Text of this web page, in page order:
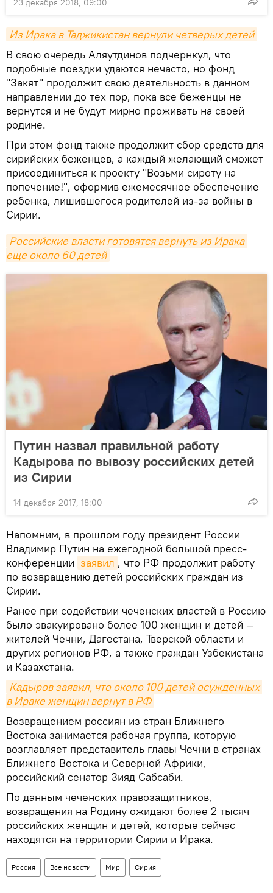
23 декабря 2018, 09:00
Из Ирака в Таджикистан вернули четверых детей
В свою очередь Аляутдинов подчернкул, что
подобные поездки удаются нечасто, но фонд
"Закят" продолжит свою деятельность в данном
направлении до тех пор, пока все беженцы не
вернутся и не будут мирно проживать на своей
родине.
При этом фонд также продолжит сбор средств для
сирийских беженцев, а каждый желающий сможет
присоединиться к проекту "Возьми сироту на
попечение!", оформив ежемесячное обеспечение
ребенка, лишившегося родителей из-за войны в
Сирии.
Российские власти готовятся вернуть из Ирака
еще около 60 детей
Путин назвал правильной работу
Кадырова по вывозу российских детей
из Сирии
14 декабря 2017, 18:00
Напомним, в прошлом году президент России
Владимир Путин на ежегодной большой пресс-
конференции заявил , что РФ продолжит работу
по возвращению детей российских граждан из
Сирии.
Ранее при содействии чеченских властей в Россию
было эвакуировано более 100 женщин и детей —
жителей Чечни, Дагестана, Тверской области и
других регионов РФ, а также граждан Узбекистана
и Казахстана.
Кадыров заявил, что около 100 детей осужденных
в Ираке женщин вернут в РФ
Возвращением россиян из стран Ближнего
Востока занимается рабочая группа, которую
возглавляет представитель главы Чечни в странах
Ближнего Востока и Северной Африки,
российский сенатор Зияд Сабсаби.
По данным чеченских правозащитников,
возвращения на Родину ожидают более 2 тысяч
российских женщин и детей, которые сейчас
находятся на территории Сирии и Ирака.
Россия Все новости Мир Сирия